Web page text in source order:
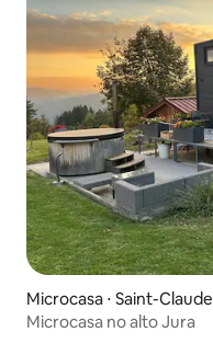
Microcasa ⋅ Saint-Claude
Microcasa no alto Jura